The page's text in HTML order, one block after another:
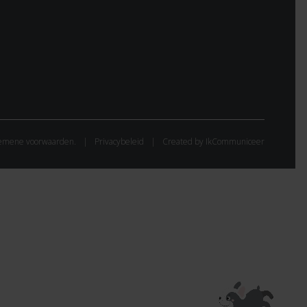
voorwaarden. Privacybeleid Created by IkCommuniceer